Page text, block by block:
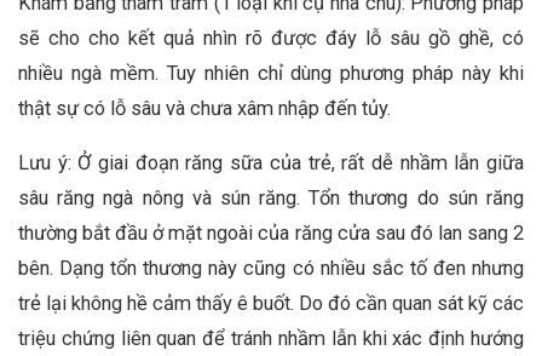
sẽ cho cho kết quả nhìn rõ được đáy lỗ sâu gồ ghề, có
nhiều ngà mềm. Tuy nhiên chỉ dùng phương pháp này khi
thật sự có lỗ sâu và chưa xâm nhập đến tủy.
Lưu ý: Ở giai đoạn răng sữa của trẻ, rất dễ nhầm lẫn giữa
sâu răng ngà nông và sún răng. Tổn thương do sún răng
thường bắt đầu ở mặt ngoài của răng cửa sau đó lan sang 2
bên. Dạng tổn thương này cũng có nhiều sắc tố đen nhưng
trẻ lại không hề cảm thấy ê buốt. Do đó cần quan sát kỹ các
triệu chứng liên quan để tránh nhầm lẫn khi xác định hướng